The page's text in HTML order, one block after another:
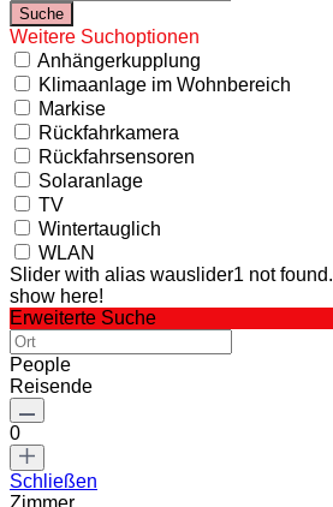
Weitere Suchoptionen
Anhängerkupplung
Klimaanlage im Wohnbereich
Markise
Rückfahrkamera
Rückfahrsensoren
Solaranlage
TV
Wintertauglich
WLAN
Slider with alias wauslider1 not found.
show here!
Erweiterte Suche
People
Reisende
0
Schließen
Zimmer